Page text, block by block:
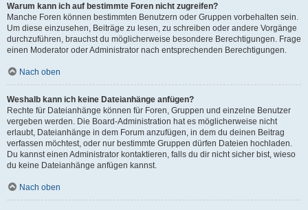
Warum kann ich auf bestimmte Foren nicht zugreifen?
Manche Foren können bestimmten Benutzern oder Gruppen vorbehalten sein.
Um diese einzusehen, Beiträge zu lesen, zu schreiben oder andere Vorgänge
durchzuführen, brauchst du möglicherweise besondere Berechtigungen. Frage
einen Moderator oder Administrator nach entsprechenden Berechtigungen.
Nach oben
Weshalb kann ich keine Dateianhänge anfügen?
Rechte für Dateianhänge können für Foren, Gruppen und einzelne Benutzer
vergeben werden. Die Board-Administration hat es möglicherweise nicht
erlaubt, Dateianhänge in dem Forum anzufügen, in dem du deinen Beitrag
verfassen möchtest, oder nur bestimmte Gruppen dürfen Dateien hochladen.
Du kannst einen Administrator kontaktieren, falls du dir nicht sicher bist, wieso
du keine Dateianhänge anfügen kannst.
Nach oben